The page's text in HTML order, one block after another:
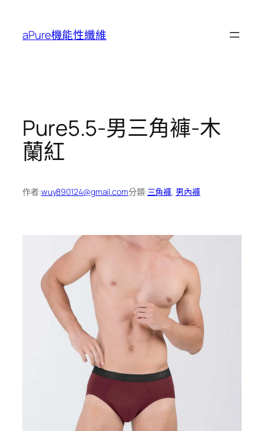
aPure機能性纖維
Pure5.5-男三角褲-木
蘭紅
作者:wuy890124@gmail.com分類:三角褲, 男內褲